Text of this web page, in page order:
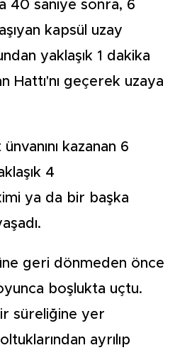
40 saniye sonra, 6
kapsül uzay
yaklaşık 1 dakika
Hattı'nı geçerek uzaya
kazanan 6
4
ya da bir başka
geri dönmeden önce
boşlukta uçtu.
süreliğine yer
ayrılıp